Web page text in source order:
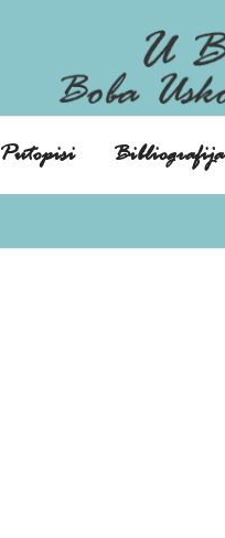
Putopisi Bibliografija